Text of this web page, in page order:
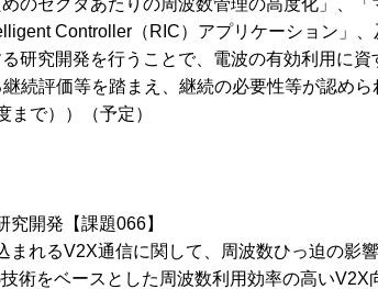
Controller（RIC）アプリケーション」、
研究開発を行うことで、電波の有効利用に資
続評価等を踏まえ、継続の必要性等が認めら
で））（予定）
開発【課題066】
まれるV2X通信に関して、周波数ひっ迫の影
術をベースとした周波数利用効率の高いV2X